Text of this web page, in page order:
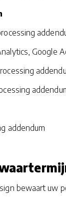
Google
addendum
bewaart uw